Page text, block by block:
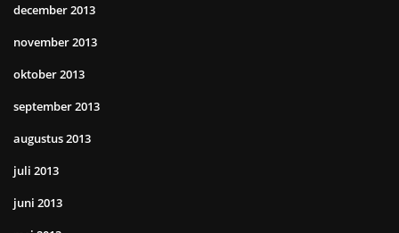
december 2013
november 2013
oktober 2013
september 2013
augustus 2013
juli 2013
juni 2013